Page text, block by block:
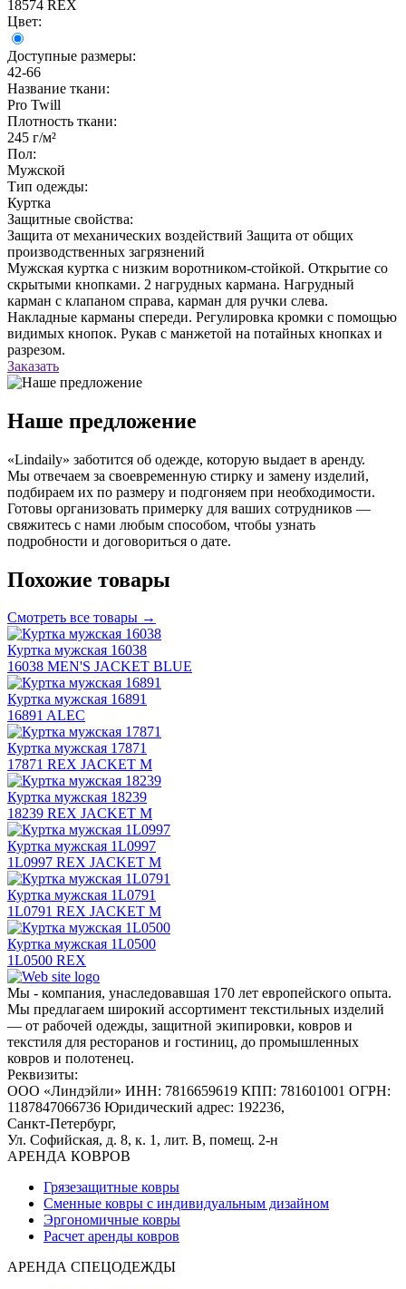
18574 REX
Цвет:
Доступные размеры:
42-66
Название ткани:
Pro Twill
Плотность ткани:
245 г/м²
Пол:
Мужской
Тип одежды:
Куртка
Защитные свойства:
Защита от механических воздействий Защита от общих
производственных загрязнений
Мужская куртка с низким воротником-стойкой. Открытие со
скрытыми кнопками. 2 нагрудных кармана. Нагрудный
карман с клапаном справа, карман для ручки слева.
Накладные карманы спереди. Регулировка кромки с помощью
видимых кнопок. Рукав с манжетой на потайных кнопках и
разрезом.
Заказать
Наше предложение
«Lindaily» заботится об одежде, которую выдает в аренду.
Мы отвечаем за своевременную стирку и замену изделий,
подбираем их по размеру и подгоняем при необходимости.
Готовы организовать примерку для ваших сотрудников —
свяжитесь с нами любым способом, чтобы узнать
подробности и договориться о дате.
Похожие товары
Смотреть все товары →
Куртка мужская 16038
16038 MEN'S JACKET BLUE
Куртка мужская 16891
16891 ALEC
Куртка мужская 17871
17871 REX JACKET M
Куртка мужская 18239
18239 REX JACKET M
Куртка мужская 1L0997
1L0997 REX JACKET M
Куртка мужская 1L0791
1L0791 REX JACKET M
Куртка мужская 1L0500
1L0500 REX
Мы - компания, унаследовавшая 170 лет европейского опыта.
Мы предлагаем широкий ассортимент текстильных изделий
— от рабочей одежды, защитной экипировки, ковров и
текстиля для ресторанов и гостиниц, до промышленных
ковров и полотенец.
Реквизиты:
ООО «Линдэйли» ИНН: 7816659619 КПП: 781601001 ОГРН:
1187847066736 Юридический адрес: 192236,
Санкт-Петербург,
Ул. Софийская, д. 8, к. 1, лит. В, помещ. 2-н
АРЕНДА КОВРОВ
Грязезащитные ковры
Сменные ковры с индивидуальным дизайном
Эргономичные ковры
Расчет аренды ковров
АРЕНДА СПЕЦОДЕЖДЫ